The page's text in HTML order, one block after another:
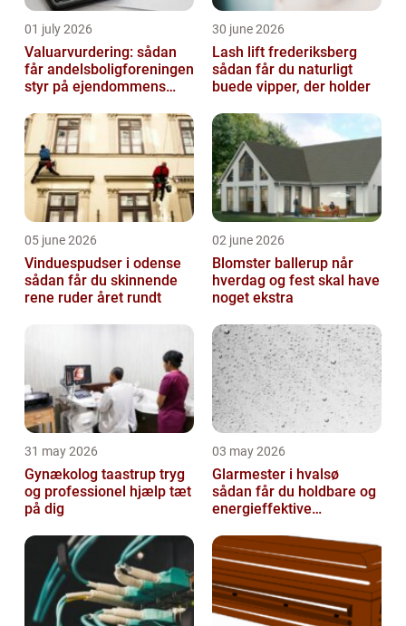
01 july 2026
Valuarvurdering: sådan
får andelsboligforeningen
styr på ejendommens
30 june 2026
Lash lift frederiksberg
sådan får du naturligt
buede vipper, der holder
05 june 2026
Vinduespudser i odense
sådan får du skinnende
rene ruder året rundt
02 june 2026
Blomster ballerup når
hverdag og fest skal have
noget ekstra
31 may 2026
Gynækolog taastrup tryg
og professionel hjælp tæt
på dig
03 may 2026
Glarmester i hvalsø
sådan får du holdbare og
energieffektive